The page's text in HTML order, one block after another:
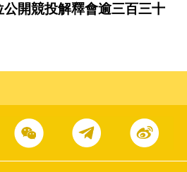
開競投解釋會逾三百三十